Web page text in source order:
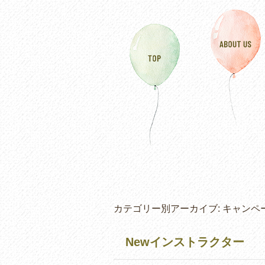
カテゴリー別アーカイブ: キャンペ
Newインストラクター